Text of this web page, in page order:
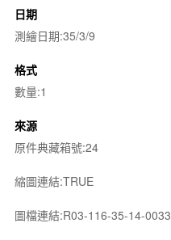
日期
測繪日期:35/3/9
格式
數量:1
來源
原件典藏箱號:24
縮圖連結:TRUE
圖檔連結:R03-116-35-14-0033